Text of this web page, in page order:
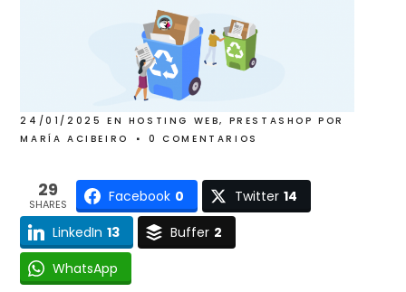
24/01/2025 EN HOSTING WEB, PRESTASHOP POR
MARÍA ACIBEIRO
0 COMENTARIOS
29
SHARES Facebook 0 Twitter 14
LinkedIn 13 Buffer 2
WhatsApp